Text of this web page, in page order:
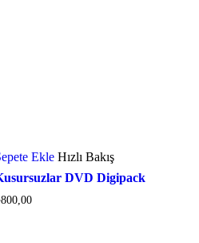
Ekle Hızlı Bakış
DVD Digipack
800,00